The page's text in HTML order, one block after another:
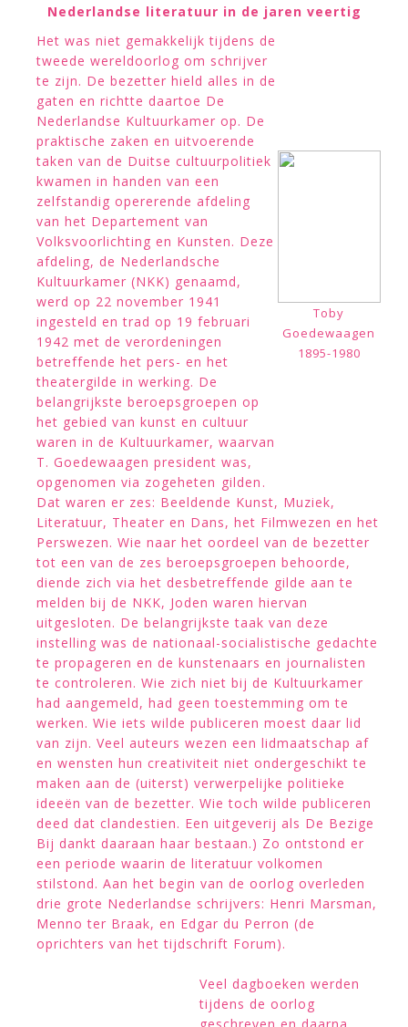
Nederlandse literatuur in de jaren veertig
Het was niet gemakkelijk tijdens de
tweede wereldoorlog om schrijver
te zijn. De bezetter hield alles in de
gaten en richtte daartoe De
Nederlandse Kultuurkamer op. De
praktische zaken en uitvoerende
taken van de Duitse cultuurpolitiek
kwamen in handen van een
zelfstandig opererende afdeling
van het Departement van
Volksvoorlichting en Kunsten. Deze
afdeling, de Nederlandsche
Kultuurkamer (NKK) genaamd,
werd op 22 november 1941
ingesteld en trad op 19 februari
1942 met de verordeningen
betreffende het pers- en het
theatergilde in werking. De
belangrijkste beroepsgroepen op
het gebied van kunst en cultuur
waren in de Kultuurkamer, waarvan
T. Goedewaagen president was,
opgenomen via zogeheten gilden.
Toby
Goedewaagen
1895-1980
Dat waren er zes: Beeldende Kunst, Muziek,
Literatuur, Theater en Dans, het Filmwezen en het
Perswezen. Wie naar het oordeel van de bezetter
tot een van de zes beroepsgroepen behoorde,
diende zich via het desbetreffende gilde aan te
melden bij de NKK, Joden waren hiervan
uitgesloten. De belangrijkste taak van deze
instelling was de nationaal-socialistische gedachte
te propageren en de kunstenaars en journalisten
te controleren. Wie zich niet bij de Kultuurkamer
had aangemeld, had geen toestemming om te
werken. Wie iets wilde publiceren moest daar lid
van zijn. Veel auteurs wezen een lidmaatschap af
en wensten hun creativiteit niet ondergeschikt te
maken aan de (uiterst) verwerpelijke politieke
ideeën van de bezetter. Wie toch wilde publiceren
deed dat clandestien. Een uitgeverij als De Bezige
Bij dankt daaraan haar bestaan.) Zo ontstond er
een periode waarin de literatuur volkomen
stilstond. Aan het begin van de oorlog overleden
drie grote Nederlandse schrijvers: Henri Marsman,
Menno ter Braak, en Edgar du Perron (de
oprichters van het tijdschrift Forum).
Veel dagboeken werden
tijdens de oorlog